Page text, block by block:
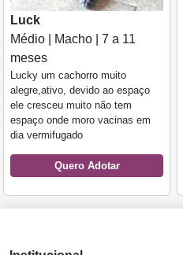
Luck
Médio | Macho | 7 a 11
meses
Lucky um cachorro muito
alegre,ativo, devido ao espaço
ele cresceu muito não tem
espaço onde moro vacinas em
dia vermifugado
Quero Adotar